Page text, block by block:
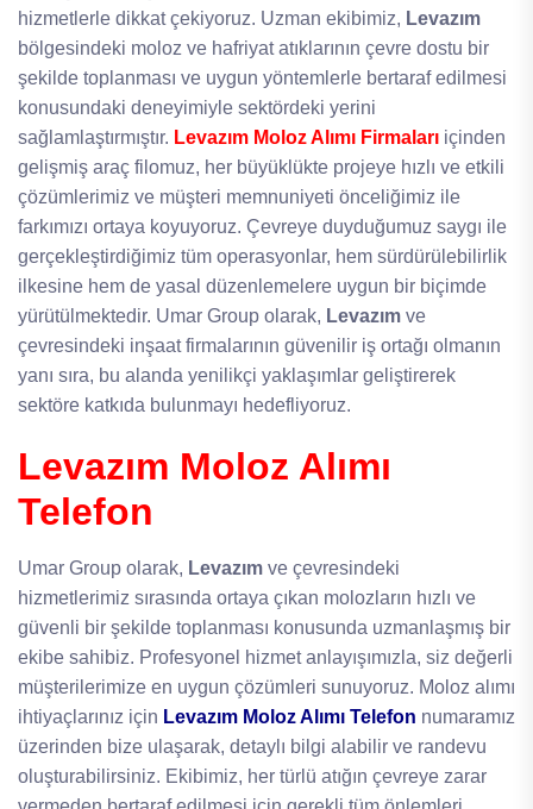
hizmetlerle dikkat çekiyoruz. Uzman ekibimiz, Levazım
bölgesindeki moloz ve hafriyat atıklarının çevre dostu bir
şekilde toplanması ve uygun yöntemlerle bertaraf edilmesi
konusundaki deneyimiyle sektördeki yerini
sağlamlaştırmıştır. Levazım Moloz Alımı Firmaları içinden
gelişmiş araç filomuz, her büyüklükte projeye hızlı ve etkili
çözümlerimiz ve müşteri memnuniyeti önceliğimiz ile
farkımızı ortaya koyuyoruz. Çevreye duyduğumuz saygı ile
gerçekleştirdiğimiz tüm operasyonlar, hem sürdürülebilirlik
ilkesine hem de yasal düzenlemelere uygun bir biçimde
yürütülmektedir. Umar Group olarak, Levazım ve
çevresindeki inşaat firmalarının güvenilir iş ortağı olmanın
yanı sıra, bu alanda yenilikçi yaklaşımlar geliştirerek
sektöre katkıda bulunmayı hedefliyoruz.
Levazım Moloz Alımı
Telefon
Umar Group olarak, Levazım ve çevresindeki
hizmetlerimiz sırasında ortaya çıkan molozların hızlı ve
güvenli bir şekilde toplanması konusunda uzmanlaşmış bir
ekibe sahibiz. Profesyonel hizmet anlayışımızla, siz değerli
müşterilerimize en uygun çözümleri sunuyoruz. Moloz alımı
ihtiyaçlarınız için Levazım Moloz Alımı Telefon numaramız
üzerinden bize ulaşarak, detaylı bilgi alabilir ve randevu
oluşturabilirsiniz. Ekibimiz, her türlü atığın çevreye zarar